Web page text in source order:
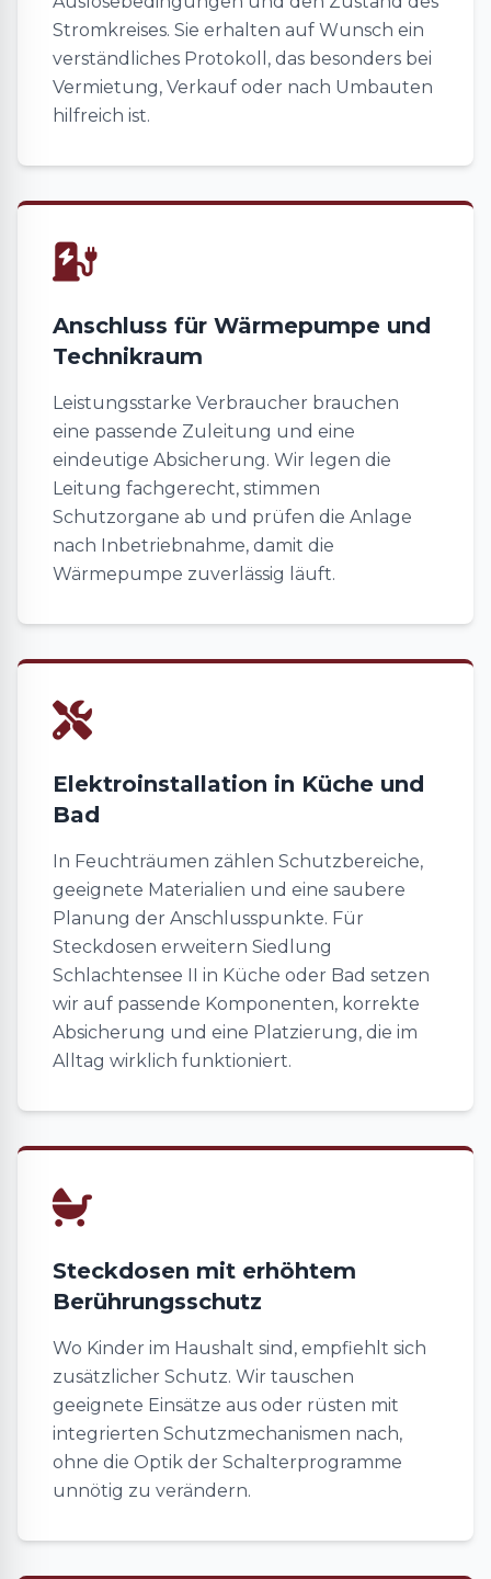
Stromkreises. Sie erhalten auf Wunsch ein
verständliches Protokoll, das besonders bei
Vermietung, Verkauf oder nach Umbauten
hilfreich ist.
Anschluss für Wärmepumpe und
Technikraum
Leistungsstarke Verbraucher brauchen
eine passende Zuleitung und eine
eindeutige Absicherung. Wir legen die
Leitung fachgerecht, stimmen
Schutzorgane ab und prüfen die Anlage
nach Inbetriebnahme, damit die
Wärmepumpe zuverlässig läuft.
Elektroinstallation in Küche und
Bad
In Feuchträumen zählen Schutzbereiche,
geeignete Materialien und eine saubere
Planung der Anschlusspunkte. Für
Steckdosen erweitern Siedlung
Schlachtensee II in Küche oder Bad setzen
wir auf passende Komponenten, korrekte
Absicherung und eine Platzierung, die im
Alltag wirklich funktioniert.
Steckdosen mit erhöhtem
Berührungsschutz
Wo Kinder im Haushalt sind, empfiehlt sich
zusätzlicher Schutz. Wir tauschen
geeignete Einsätze aus oder rüsten mit
integrierten Schutzmechanismen nach,
ohne die Optik der Schalterprogramme
unnötig zu verändern.